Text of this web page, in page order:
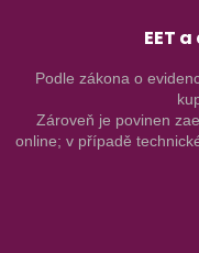
EET
Podle zákona o
Zároveň je povinen
online; v případě